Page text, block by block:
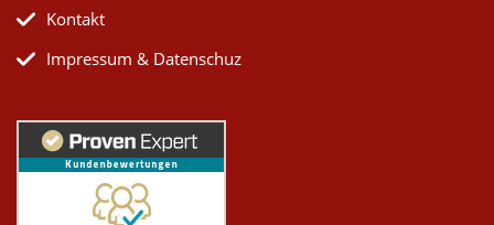
Kontakt
Impressum & Datenschuz